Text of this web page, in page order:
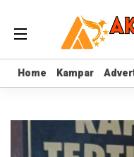
Home Kampar
Home Kampar